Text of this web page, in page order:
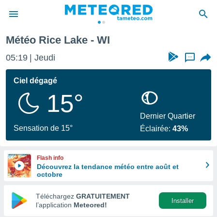
de
en
Météo Rice Lake - WI
05:19 Jeudi ...
Ciel dégagé
15°
Sensation de 15°
Dernier Quartier
Éclairée:43%
Flash info
Découvrez la tendance météo entre août et
octobre
Téléchargez GRATUITEMENT
l’application Meteored!
Installer